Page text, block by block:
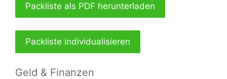
Packliste als PDF herunterladen
Packliste individualisieren
Geld & Finanzen